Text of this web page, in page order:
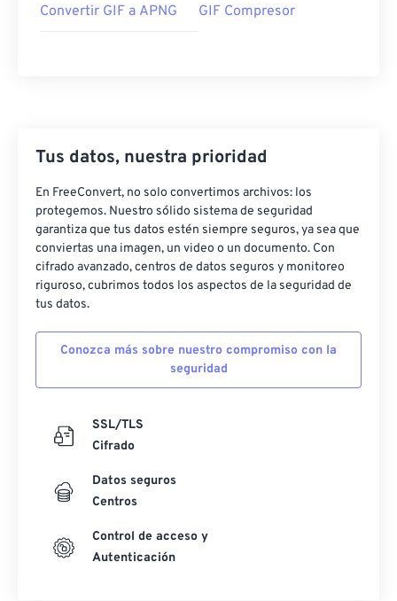
Convertir GIF a APNG GIF Compresor
Tus datos, nuestra prioridad
En FreeConvert, no solo convertimos archivos: los
protegemos. Nuestro sólido sistema de seguridad
garantiza que tus datos estén siempre seguros, ya sea que
conviertas una imagen, un video o un documento. Con
cifrado avanzado, centros de datos seguros y monitoreo
riguroso, cubrimos todos los aspectos de la seguridad de
tus datos.
Conozca más sobre nuestro compromiso con la
seguridad
SSL/TLS
Cifrado
Datos seguros
Centros
Control de acceso y
Autenticación